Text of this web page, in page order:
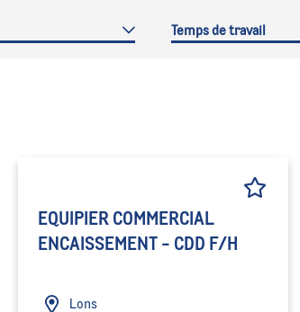
Temps de travail
EQUIPIER COMMERCIAL
ENCAISSEMENT - CDD F/H
Lons